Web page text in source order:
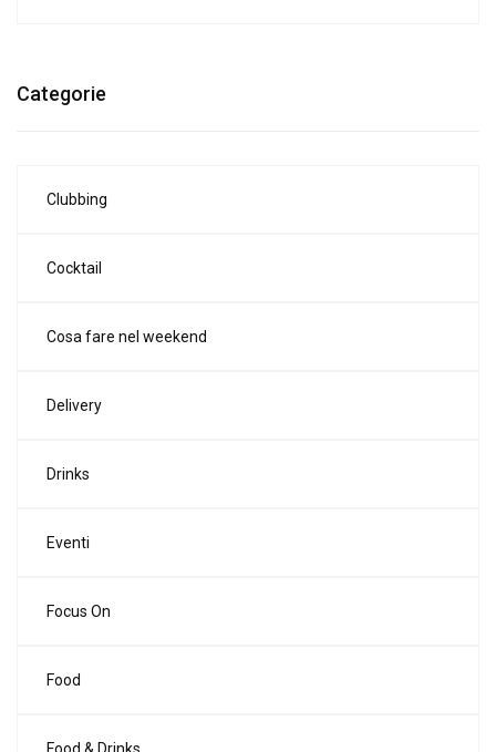
Categorie
Clubbing
Cocktail
Cosa fare nel weekend
Delivery
Drinks
Eventi
Focus On
Food